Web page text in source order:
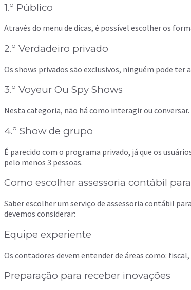
1.º Público
Através do menu de dicas, é possível escolher os
2.º Verdadeiro privado
Os shows privados são exclusivos, ninguém pode
3.º Voyeur Ou Spy Shows
Nesta categoria, não há como interagir ou
4.º Show de grupo
É parecido com o programa privado, já que os
pelo menos 3 pessoas.
Como escolher assessoria contábil
Saber escolher um serviço de assessoria contábil
devemos considerar:
Equipe experiente
Os contadores devem entender de áreas como:
Preparação para receber inovações